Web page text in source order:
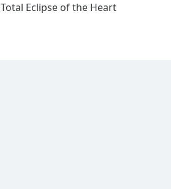
Total Eclipse of the Heart